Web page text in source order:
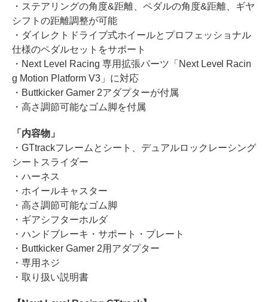
・ステアリングの角度&距離、ペダルの角度&距離、ギヤ
シフトの距離調整が可能
・ダイレクトドライブ式ホイールとプロフェッショナル
仕様のペダルセットをサポート
・Next Level Racing 専用拡張パーツ「Next Level Racin
g Motion Platform V3」に対応
・Buttkicker Gamer 2アダプターが付属
・高さ調節可能なゴム脚を付属
「内容物」
・GTtrackフレームとシート、デュアルロックレーシング
シートスライダー
・ハーネス
・ホイールキャスター
・高さ調節可能なゴム脚
・ギアシフターホルダ
・ハンドブレーキ・サポート・プレート
・Buttkicker Gamer 2用アダプター
・専用ネジ
・取り扱い説明書